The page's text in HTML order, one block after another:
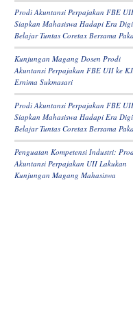
Prodi Akuntansi Perpajakan FBE UII
Siapkan Mahasiswa Hadapi Era
Belajar Tuntas Coretax Bersama
Kunjungan Magang Dosen Prodi
Akuntansi Perpajakan FBE UII ke
Ernima Sukmasari
Prodi Akuntansi Perpajakan FBE UII
Siapkan Mahasiswa Hadapi Era
Belajar Tuntas Coretax Bersama
Penguatan Kompetensi Industri:
Akuntansi Perpajakan UII Lakukan
Kunjungan Magang Mahasiswa